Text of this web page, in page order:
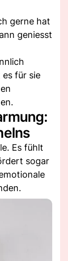
gerne hat
geniesst
es für sie
Es fühlt
sogar